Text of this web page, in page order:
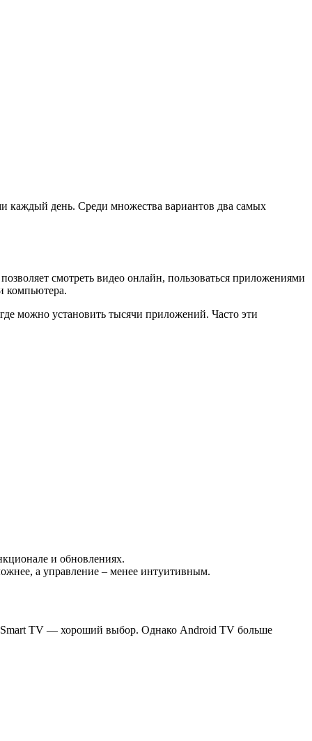
каждый день. Среди множества вариантов два самых
смотреть видео онлайн, пользоваться приложениями
компьютера.
можно установить тысячи приложений. Часто эти
и обновлениях.
а управление – менее интуитивным.
Smart TV — хороший выбор. Однако Android TV больше